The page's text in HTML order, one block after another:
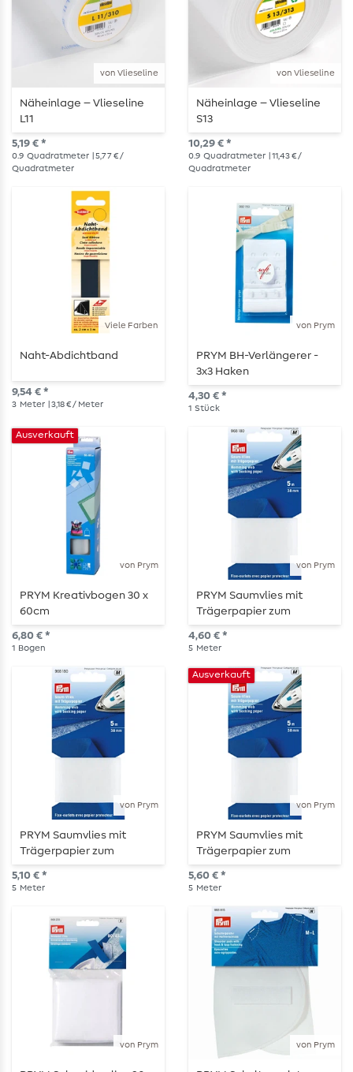
von Vlieseline
Näheinlage – Vlieseline
L11
5,19 € *
0.9 Quadratmeter
| 5,77 € /
Quadratmeter
von Vlieseline
Näheinlage – Vlieseline
S13
10,29 € *
0.9 Quadratmeter
| 11,43 € /
Quadratmeter
Viele Farben
Naht-Abdichtband
9,54 € *
3 Meter | 3,18 € / Meter
von Prym
PRYM BH-Verlängerer -
3x3 Haken
4,30 € *
1 Stück
von Prym
Ausverkauft
PRYM Kreativbogen 30 x
60cm
6,80 € *
1 Bogen
von Prym
PRYM Saumvlies mit
Trägerpapier zum
Einbügeln – 20 mm – weiß
4,60 € *
5 Meter
von Prym
PRYM Saumvlies mit
Trägerpapier zum
Einbügeln – 30 mm – weiß
5,10 € *
5 Meter
von Prym
Ausverkauft
PRYM Saumvlies mit
Trägerpapier zum
Einbügeln – 38 mm – weiß
5,60 € *
5 Meter
von Prym von Prym